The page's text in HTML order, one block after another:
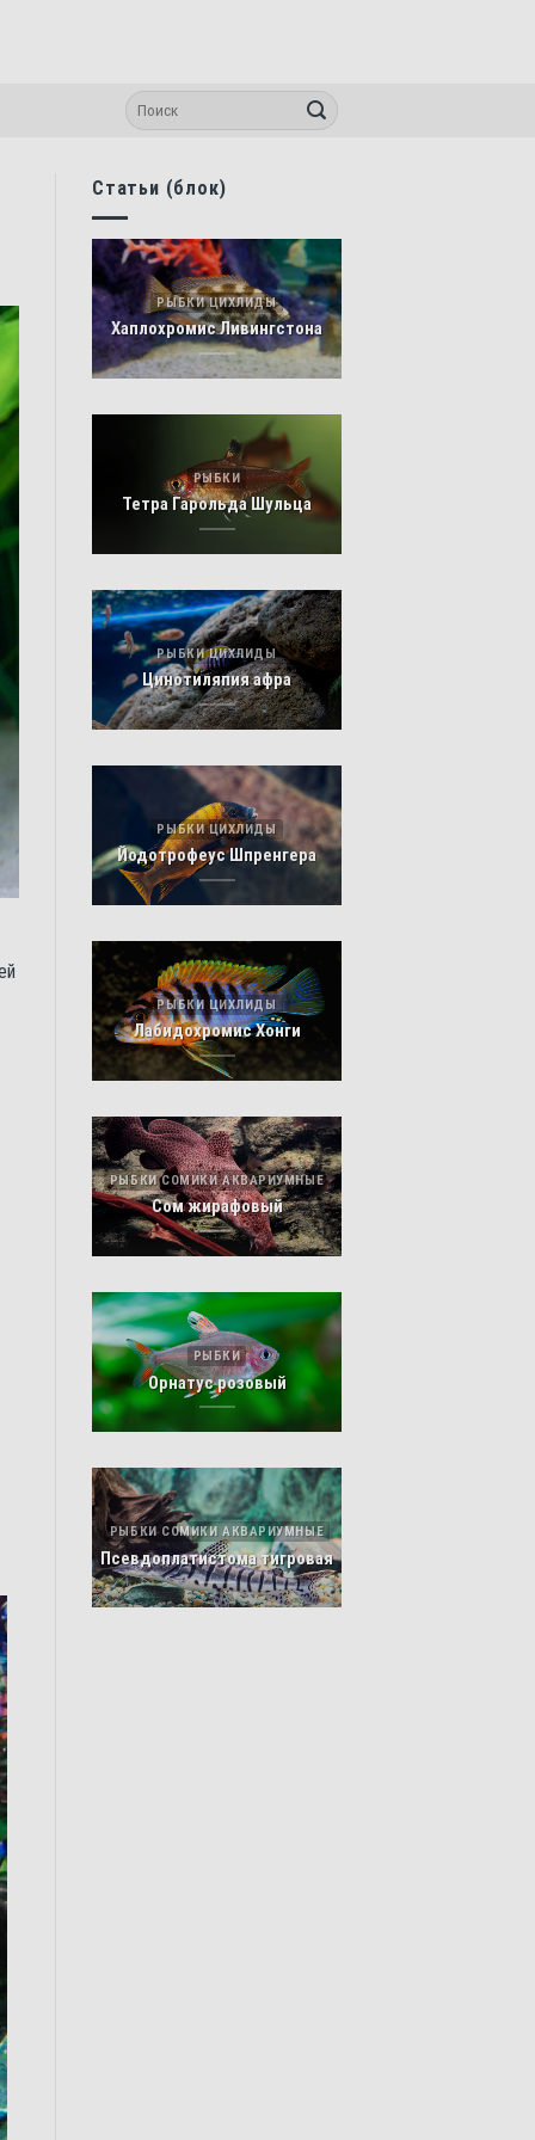
Статьи (блок)
РЫБКИ ЦИХЛИДЫ
Хаплохромис Ливингстона
РЫБКИ
Тетра Гарольда Шульца
РЫБКИ ЦИХЛИДЫ
Цинотиляпия афра
РЫБКИ ЦИХЛИДЫ
Йодотрофеус Шпренгера
РЫБКИ ЦИХЛИДЫ
Лабидохромис Хонги
РЫБКИ СОМИКИ АКВАРИУМНЫЕ
Сом жирафовый
РЫБКИ
Орнатус розовый
РЫБКИ СОМИКИ АКВАРИУМНЫЕ
Псевдоплатистома тигровая